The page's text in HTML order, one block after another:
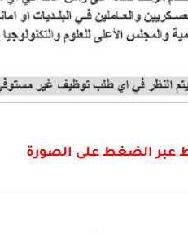
عبر الضغط على الصورة